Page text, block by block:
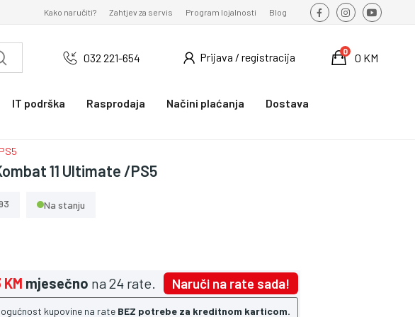
Kako naručiti? Zahtjev za servis Program lojalnosti Blog
032 221-654 Prijava / registracija 0 KM
0
IT podrška Rasprodaja Načini plaćanja Dostava
11 Ultimate /PS5
Na stanju
KM mjesečno na 24 rate. Naruči na rate sada!
kupovine na rate BEZ potrebe za kreditnom karticom.